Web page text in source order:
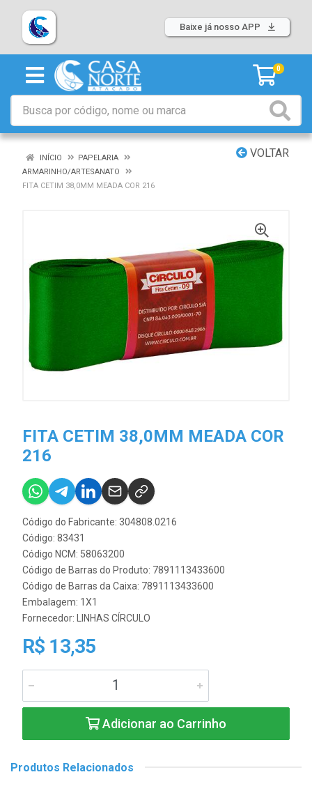
Baixe já nosso APP
0
VOLTAR
INÍCIO
PAPELARIA
ARMARINHO/ARTESANATO
FITA CETIM 38,0MM MEADA COR 216
FITA CETIM 38,0MM MEADA COR
216
Código do Fabricante: 304808.0216
Código: 83431
Código NCM: 58063200
Código de Barras do Produto: 7891113433600
Código de Barras da Caixa: 7891113433600
Embalagem: 1X1
Fornecedor: LINHAS CÍRCULO
R$ 13,35
Adicionar ao Carrinho
Produtos Relacionados